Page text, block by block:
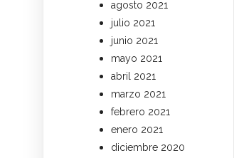
agosto 2021
julio 2021
junio 2021
mayo 2021
abril 2021
marzo 2021
febrero 2021
enero 2021
diciembre 2020